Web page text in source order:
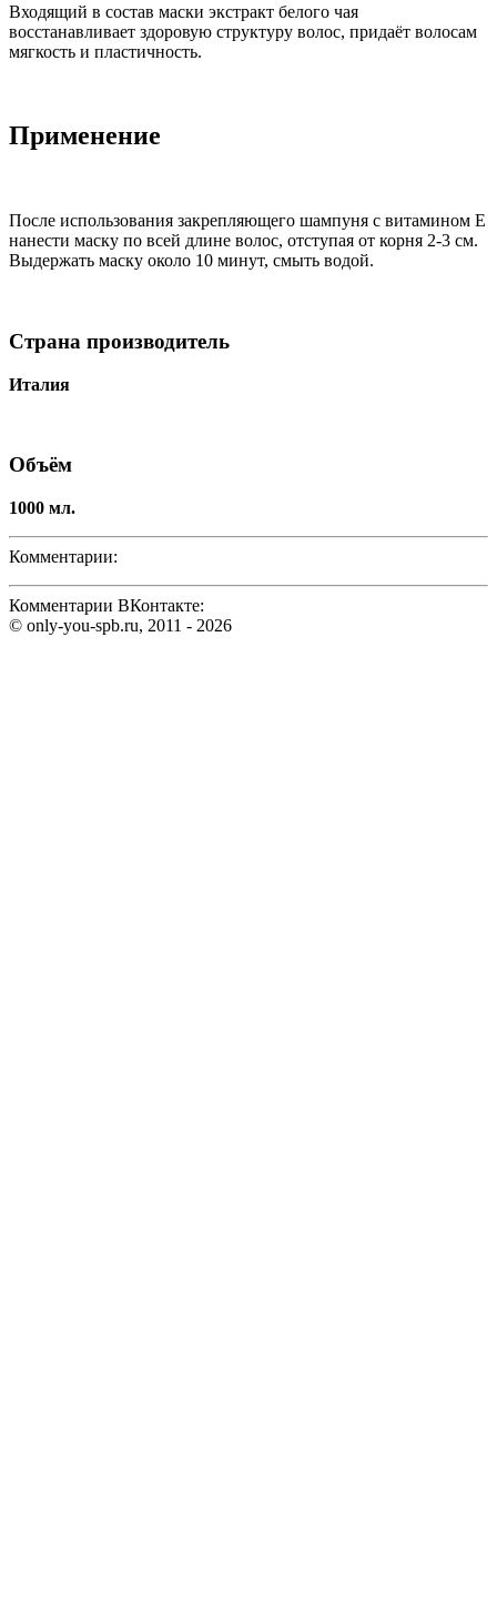
Входящий в состав маски экстракт белого чая
восстанавливает здоровую структуру волос, придаёт волосам
мягкость и пластичность.
Применение
После использования закрепляющего шампуня с витамином Е
нанести маску по всей длине волос, отступая от корня 2-3 см.
Выдержать маску около 10 минут, смыть водой.
Страна производитель
Италия
Объём
1000 мл.
Комментарии:
Комментарии ВКонтакте:
© only-you-spb.ru, 2011 - 2026